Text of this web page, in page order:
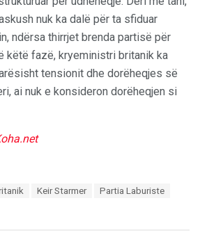
nuk ka dalë për ta sfiduar
ndërsa thirrjet brenda partisë për
këtë fazë, kryeministri britanik ka
tensionit dhe dorëheqjes së
ai nuk e konsideron dorëheqjen si
Keir Starmer
Partia Laburiste